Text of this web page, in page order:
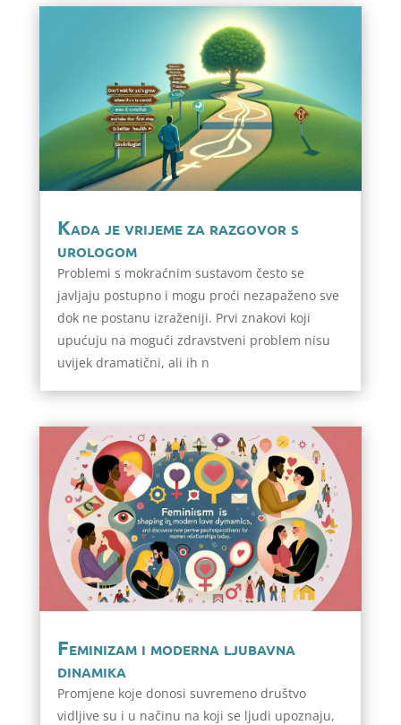
Kada je vrijeme za razgovor s
urologom
Problemi s mokraćnim sustavom često se
javljaju postupno i mogu proći nezapaženo sve
dok ne postanu izraženiji. Prvi znakovi koji
upućuju na mogući zdravstveni problem nisu
uvijek dramatični, ali ih n
Feminizam i moderna ljubavna
dinamika
Promjene koje donosi suvremeno društvo
vidljive su i u načinu na koji se ljudi upoznaju,